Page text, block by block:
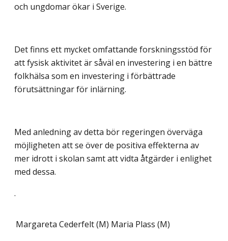
och ungdomar ökar i Sverige.
Det finns ett mycket omfattande forskningsstöd för
att fysisk aktivitet är såväl en investering i en bättre
folkhälsa som en investering i förbättrade
förutsättningar för inlärning.
Med anledning av detta bör regeringen överväga
möjligheten att se över de positiva effekterna av
mer idrott i skolan samt att vidta åtgärder i enlighet
med dessa.
.
Margareta Cederfelt (M) Maria Plass (M)